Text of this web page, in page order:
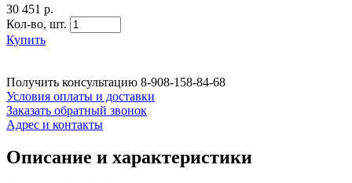
30 451 р.
Кол-во, шт.
Купить
Получить консультацию 8-908-158-84-68
Условия оплаты и доставки
Заказать обратный звонок
Адрес и контакты
Описание и характеристики